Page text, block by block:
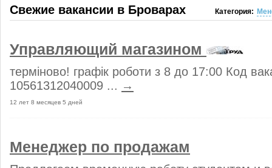
Свежие вакансии в Броварах Категория:
Управляющий магазином
терміново! графік роботи з 8 до 17:00 Код
10561312040009 ... →
12 лет 8 месяцев 5 дней
Менеджер по продажам